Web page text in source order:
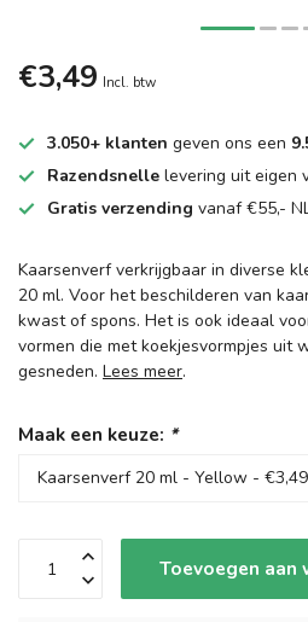
€3,49 Incl. btw
3.050+ klanten geven ons een
Razendsnelle levering uit eigen
Gratis verzending vanaf €55,-
Kaarsenverf verkrijgbaar in diverse
20 ml. Voor het beschilderen van
kwast of spons. Het is ook ideaal
vormen die met koekjesvormpjes uit
gesneden. Lees meer.
Maak een keuze: *
Toevoegen aan